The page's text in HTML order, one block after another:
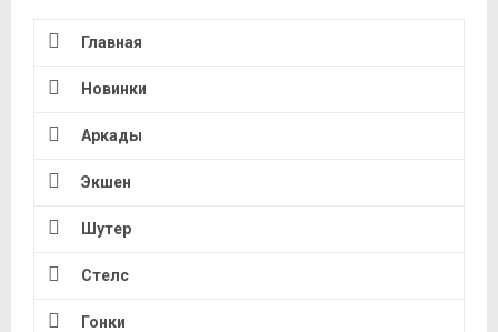
Главная
Новинки
Аркады
Экшен
Шутер
Стелс
Гонки